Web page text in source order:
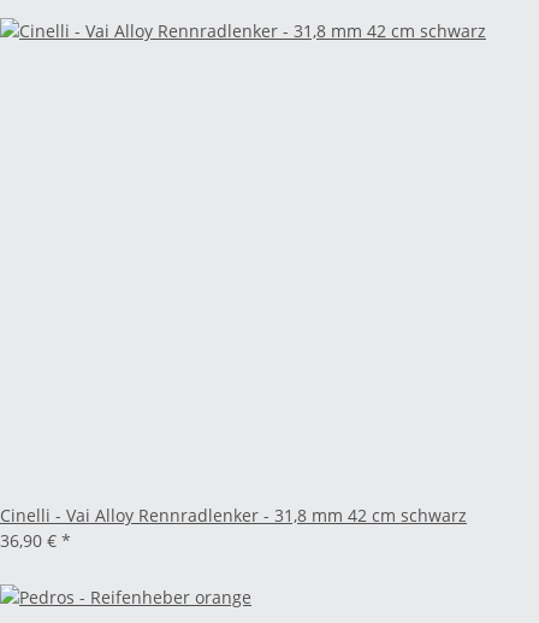
Cinelli - Vai Alloy Rennradlenker - 31,8 mm 42 cm schwarz
36,90 € *